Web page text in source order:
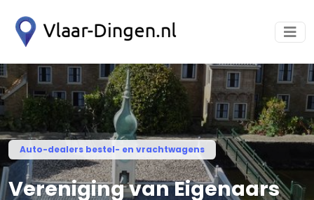
Auto-dealers bestel- en vrachtwagens
Vereniging van Eigenaars